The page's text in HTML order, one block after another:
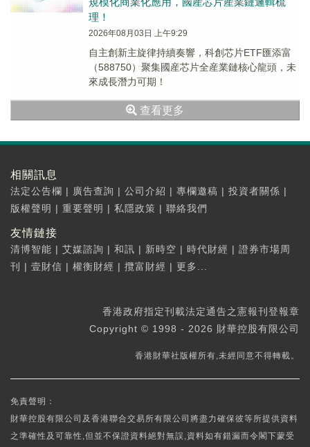
理！
2026年08月03日 上午9:29
自主創新主旋律持續奏響，科創芯片ETF匯添富
（588750）聚集國産芯片全産業鏈核心龍頭，未
來成長潛力可期！
查看更多
相關訊息
法定公告欄 | 廣告查詢 | 公司介紹 | 專欄邀稿 | 投資者關係 |
版權聲明 | 重要聲明 | 私隱政策 | 聯絡我們
友情鏈接
清博智能 | 艾媒諮詢 | 和訊 | 新時空 | 時代財經 | 證券市場周
刊
| 壹財信 | 權衡財經 | 攬富財經 | 更多...
香港政府指定刊載法定通告之憲報刊登報章
Copyright © 1998 - 2026 財華控股有限公司
香港財華社版權所有,未經同意不得轉載。
免責聲明：
財華控股有限公司及香港聯合交易所有限公司將盡力確保彼等所提供資料
之準確性及可靠性,但並不保證資料絕對無誤,資料如有錯漏而令閣下蒙受